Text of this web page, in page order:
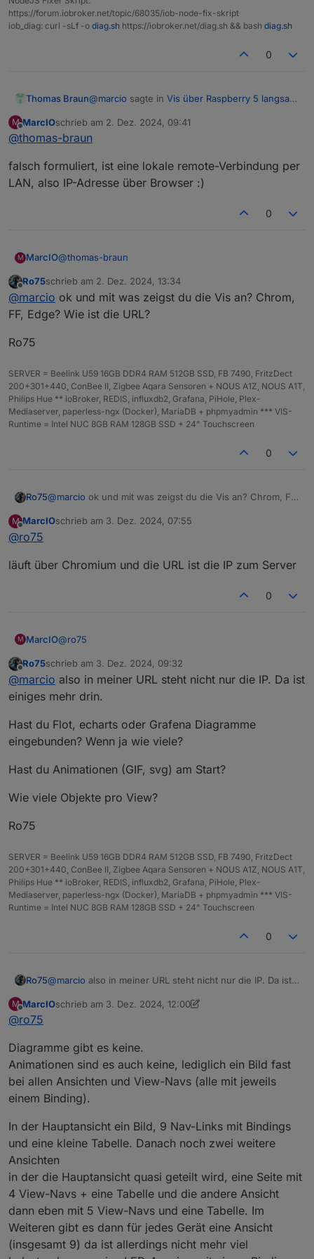
Cache beim Start leeren und mit privatem Modus
deaktivieren
https://forum.iobroker.net/topic/68035/iob-node-fix-skript
iob_diag: curl -sLf -o diag.sh https://iobroker.net/diag.sh && bash diag.sh
0
Thomas Braun@marcio sagte in Vis über Raspberry 5 langsam
Per RDP/VNC?
Lass das doch sein und mach eine http-
Verbindung zur vis auf
M
Offline
MarcIOschrieb am 2. Dez. 2024, 09:41
zuletzt editiert von
@thomas-braun
falsch formuliert, ist eine lokale remote-Verbindung per
LAN, also IP-Adresse über Browser :)
0
M MarcIO@thomas-braun
falsch formuliert, ist eine lokale remote-Verbindung
per LAN, also IP-Adresse über Browser :)
Offline
Ro75schrieb am 2. Dez. 2024, 13:34
zuletzt editiert von
@marcio ok und mit was zeigst du die Vis an? Chrom,
FF, Edge? Wie ist die URL?
Ro75
SERVER = Beelink U59 16GB DDR4 RAM 512GB SSD, FB 7490, FritzDect
200+301+440, ConBee II, Zigbee Aqara Sensoren + NOUS A1Z, NOUS A1T,
Philips Hue ** ioBroker, REDIS, influxdb2, Grafana, PiHole, Plex-
Mediaserver, paperless-ngx (Docker), MariaDB + phpmyadmin *** VIS-
Runtime = Intel NUC 8GB RAM 128GB SSD + 24" Touchscreen
0
Ro75@marcio ok und mit was zeigst du die Vis an? Chrom, FF,
Ro75
M
Offline
MarcIOschrieb am 3. Dez. 2024, 07:55
zuletzt editiert von
@ro75
läuft über Chromium und die URL ist die IP zum Server
0
M MarcIO@ro75
läuft über Chromium und die URL ist die IP zum Server
Offline
Ro75schrieb am 3. Dez. 2024, 09:32
zuletzt editiert von
@marcio also in meiner URL steht nicht nur die IP. Da ist
einiges mehr drin.
Hast du Flot, echarts oder Grafena Diagramme
eingebunden? Wenn ja wie viele?
Hast du Animationen (GIF, svg) am Start?
Wie viele Objekte pro View?
Ro75
SERVER = Beelink U59 16GB DDR4 RAM 512GB SSD, FB 7490, FritzDect
200+301+440, ConBee II, Zigbee Aqara Sensoren + NOUS A1Z, NOUS A1T,
Philips Hue ** ioBroker, REDIS, influxdb2, Grafana, PiHole, Plex-
Mediaserver, paperless-ngx (Docker), MariaDB + phpmyadmin *** VIS-
Runtime = Intel NUC 8GB RAM 128GB SSD + 24" Touchscreen
0
Ro75@marcio also in meiner URL steht nicht nur die IP. Da ist
Hast du Flot, echarts oder Grafena Diagramme
Wie viele Objekte pro View?
Ro75
M
Offline
MarcIOschrieb am 3. Dez. 2024, 12:00
zuletzt editiert von MarcIO12. März 2024, 13:01
@ro75
Diagramme gibt es keine.
Animationen sind es auch keine, lediglich ein Bild fast
bei allen Ansichten und View-Navs (alle mit jeweils
einem Binding).
In der Hauptansicht ein Bild, 9 Nav-Links mit Bindings
und eine kleine Tabelle. Danach noch zwei weitere
Ansichten
in der die Hauptansicht quasi geteilt wird, eine Seite mit
4 View-Navs + eine Tabelle und die andere Ansicht
dann eben mit 5 View-Navs und eine Tabelle. Im
Weiteren gibt es dann für jedes Gerät eine Ansicht
(insgesamt 9) da ist allerdings nicht mehr viel